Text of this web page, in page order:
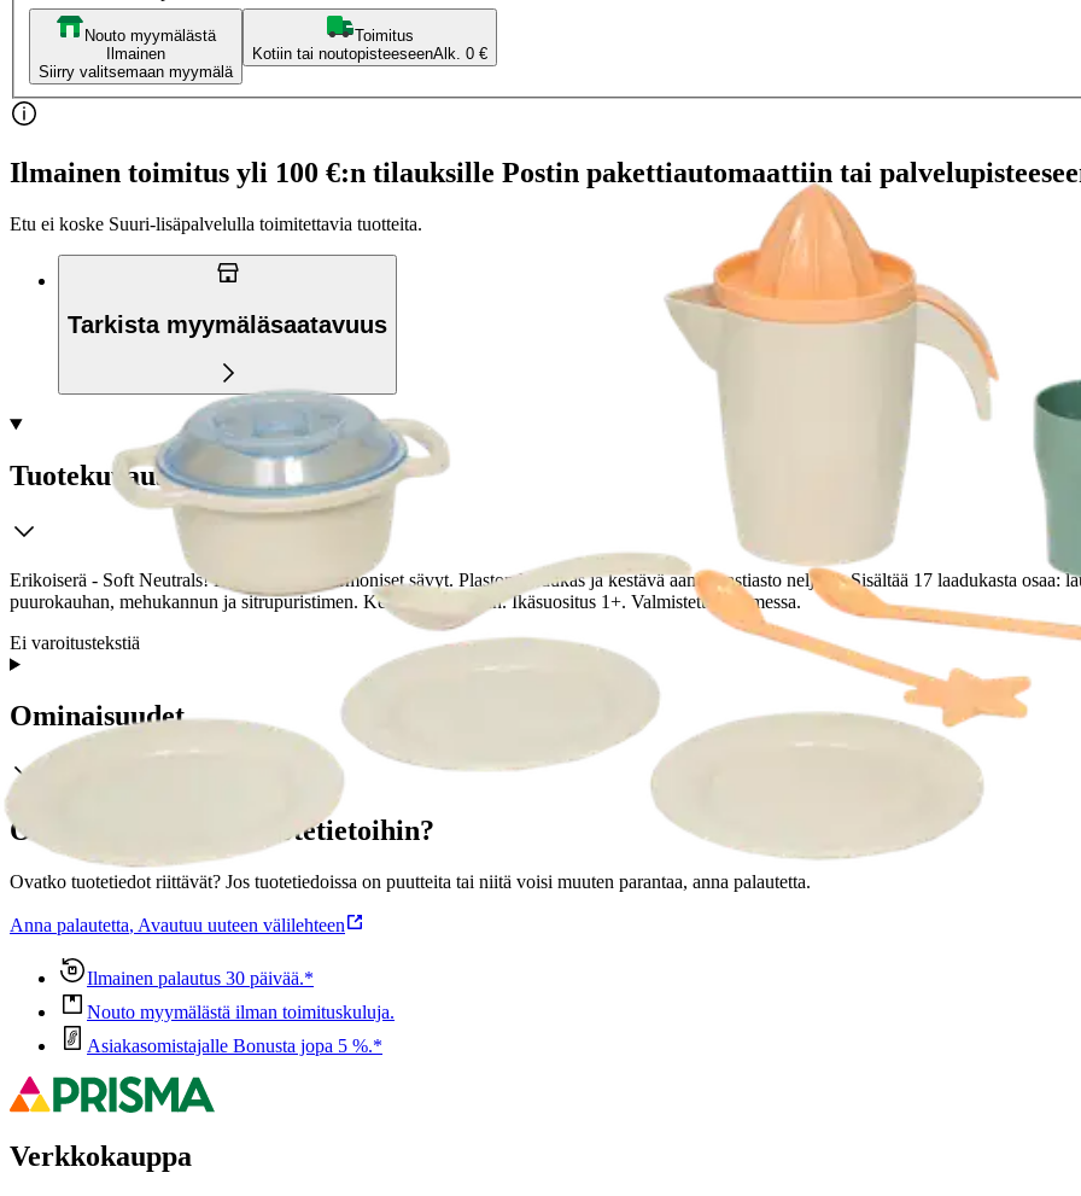
Nouto myymälästä
Ilmainen
Siirry valitsemaan myymälä
Toimitus
Kotiin tai noutopisteeseenAlk. 0 €
Ilmainen toimitus yli 100 €:n tilauksille Postin pakettiautomaattiin tai
Etu ei koske Suuri‑lisäpalvelulla toimitettavia tuotteita.
Tarkista myymäläsaatavuus
Tuotekuvaus
Erikoiserä - Soft Neutrals! Rauhalliset ja harmoniset sävyt. Plaston laadukas ja kestävä aamiaisastiasto neljälle. Sisältää 17 laadukasta
puurokauhan, mehukannun ja sitrupuristimen. Kestää konepesun. Ikäsuositus 1+. Valmistettu Suomessa.
Ei varoitustekstiä
Ominaisuudet
Oletko tyytyväinen tuotetietoihin?
Ovatko tuotetiedot riittävät? Jos tuotetiedoissa on puutteita tai niitä voisi muuten parantaa, anna palautetta.
Anna palautetta, Avautuu uuteen välilehteen
Ilmainen palautus 30 päivää.*
Nouto myymälästä ilman toimituskuluja.
Asiakasomistajalle Bonusta jopa 5 %.*
Verkkokauppa